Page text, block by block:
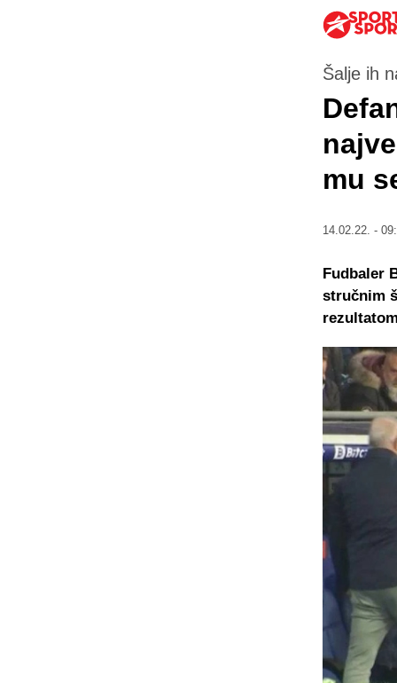
Šalje ih
mu
14.02.22. -
Fudbaler
stručnim